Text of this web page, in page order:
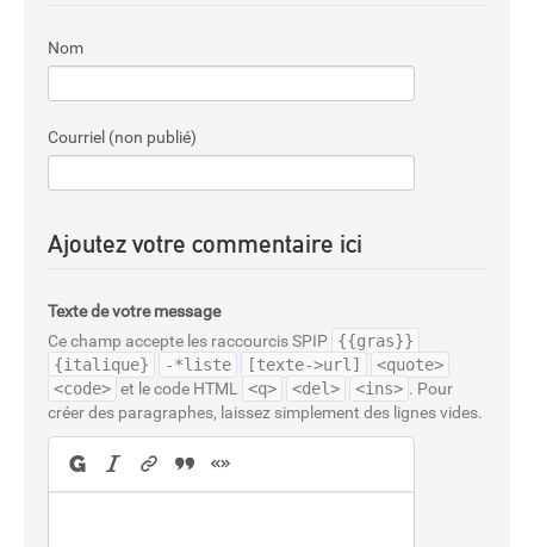
Nom
Courriel (non publié)
Ajoutez votre commentaire ici
Texte de votre message
Ce champ accepte les raccourcis SPIP {{gras}}
{italique}
-*liste [texte->url]
<quote>
<code> et le code HTML <q> <del> <ins> . Pour
créer des paragraphes, laissez simplement des lignes vides.